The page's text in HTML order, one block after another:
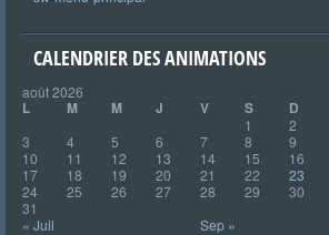
CALENDRIER DES ANIMATIONS
août 2026
L M M J V S D
1
2
3
4 5 6 7 8
9
10
11 12 13 14 15
16
17
18 19 20 21 22
23
24
25 26 27 28 29
30
31
« Juil
Sep »